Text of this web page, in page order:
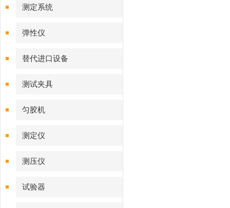
测定系统
弹性仪
替代进口设备
测试夹具
匀胶机
测定仪‌
测压仪
试验器